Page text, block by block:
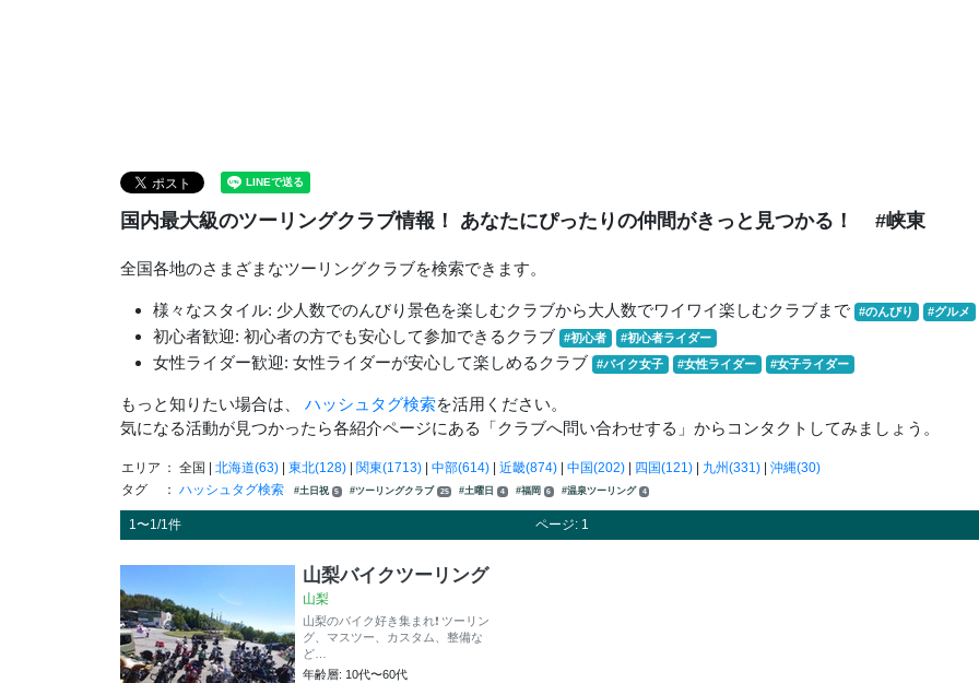
国内最大級のツーリングクラブ情報！ あなたにぴったりの仲間がきっと見つかる！ #峡東
全国各地のさまざまなツーリングクラブを検索できます。
様々なスタイル: 少人数でのんびり景色を楽しむクラブから大人数でワイワイ楽しむクラブまで #のんびり #グルメ
初心者歓迎: 初心者の方でも安心して参加できるクラブ #初心者 #初心者ライダー
女性ライダー歓迎: 女性ライダーが安心して楽しめるクラブ #バイク女子 #女性ライダー #女子ライダー
もっと知りたい場合は、 ハッシュタグ検索を活用ください。
気になる活動が見つかったら各紹介ページにある「クラブへ問い合わせする」からコンタクトしてみましょう。
エリア ： 全国 | 北海道(63)| 東北(128)| 関東(1713)| 中部(614)| 近畿(874)| 中国(202)| 四国(121)| 九州(331)| 沖縄(30)
タグ
： ハッシュタグ検索 #土日祝 5 #ツーリングクラブ 25 #土曜日 4 #福岡 6 #温泉ツーリング 4
1〜1/1件 ページ: 1
山梨バイクツーリング
山梨
山梨のバイク好き集まれ❗️ ツーリン
グ、マスツー、カスタム、整備な
ど…
年齢層: 10代〜60代